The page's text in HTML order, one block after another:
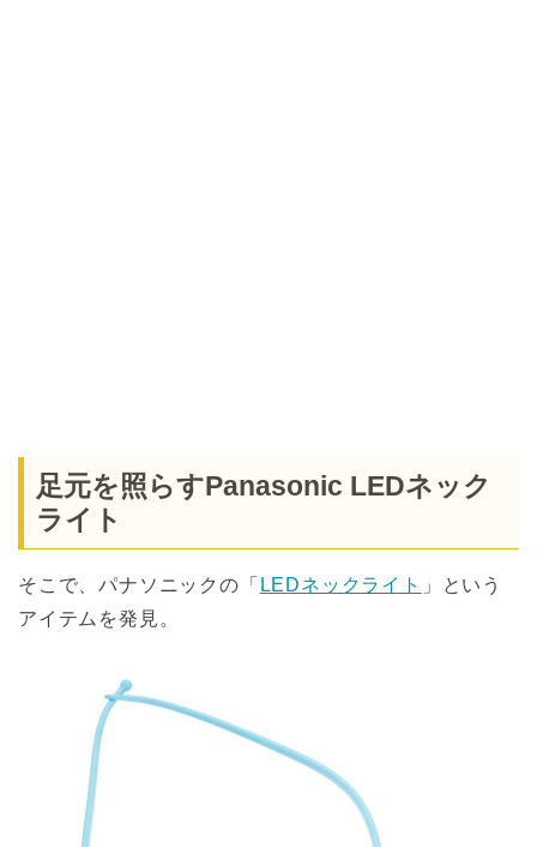
足元を照らすPanasonic LEDネック
ライト
そこで、パナソニックの「 LEDネックライト
」という
アイテムを発見。